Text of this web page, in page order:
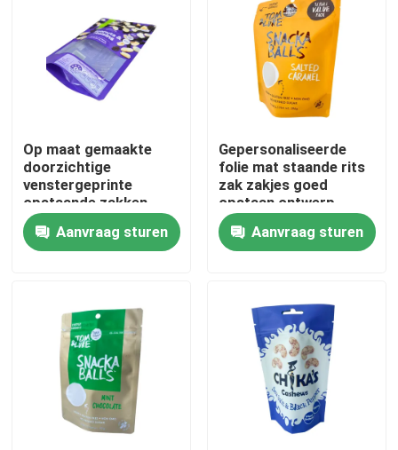
Huis
Ongeveer ons
Fabrieksreis
Kwaliteitscontrole
Op maat gemaakte
doorzichtige
venstergeprinte
opstaande zakken
voor droge
voedselverpakkingen
Aanvraag sturen
Gepersonaliseerde
folie mat staande rits
zak zakjes goed
opstaan ontwerp
Aanvraag sturen